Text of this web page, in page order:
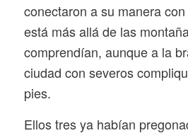
conectaron a su manera
está más allá de las
comprendían, aunque a la
ciudad con severos
pies.
Ellos tres ya habían